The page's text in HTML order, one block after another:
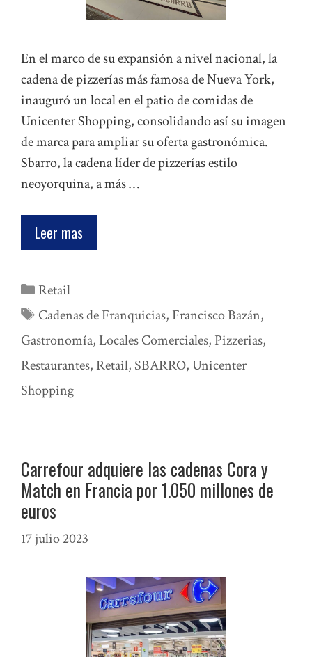
En el marco de su expansión a nivel nacional, la
cadena de pizzerías más famosa de Nueva York,
inauguró un local en el patio de comidas de
Unicenter Shopping, consolidando así su imagen
de marca para ampliar su oferta gastronómica.
Sbarro, la cadena líder de pizzerías estilo
neoyorquina, a más …
Leer mas
Categorías
Retail
Etiquetas
Cadenas de Franquicias, Francisco Bazán,
Gastronomía,Locales Comerciales, Pizzerias,
Restaurantes, Retail, SBARRO,Unicenter
Shopping
Carrefour adquiere las cadenas Cora y
Match en Francia por 1.050 millones de
euros
17 julio 2023